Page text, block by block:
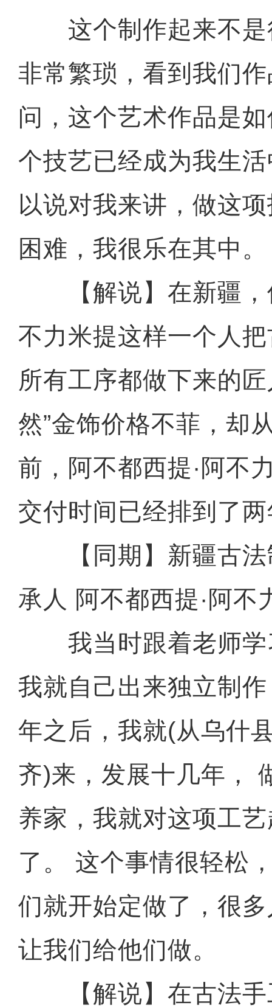
这个制作起来不是
非常繁琐，看到我们
问，这个艺术作品是
个技艺已经成为我生
以说对我来讲，做这
困难，我很乐在其中。
【解说】在新疆，
不力米提这样一个人
所有工序都做下来的
然”金饰价格不菲，却
前，阿不都西提·阿不
交付时间已经排到了
【同期】新疆古法
承人 阿不都西提·阿不
我当时跟着老师学
我就自己出来独立制
年之后，我就(从乌什
齐)来，发展十几年，
养家，我就对这项工
了。 这个事情很轻松
们就开始定做了，很
让我们给他们做。
【解说】在古法手